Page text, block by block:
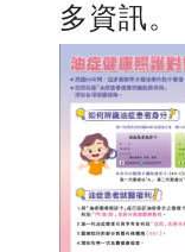
多資訊。